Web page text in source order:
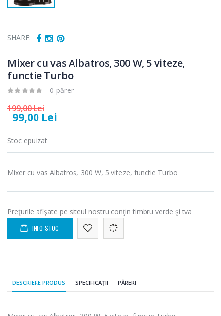
SHARE:
Mixer cu vas Albatros, 300 W, 5 viteze,
functie Turbo
0 păreri
199,00 Lei
99,00 Lei
Stoc epuizat
Mixer cu vas Albatros, 300 W, 5 viteze, functie Turbo
Preţurile afişate pe siteul nostru conţin timbru verde şi tva
INFO STOC
DESCRIERE PRODUS SPECIFICAȚII PĂRERI
-15%
microunde
Heinner ...
289,00 Lei
Espressor
Heinner ...
799,00 Lei
-25%
Fierbator
electric cu filtru
...
Masina de tocat
NobeLTek ...
199,00 Lei
-18%
Mixer vertical
Heinner HHB-